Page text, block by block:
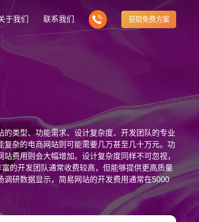
企业营销型网站建设
网站建设定制改版
定制化网站建设改版方案
手机微信网站建设
行业门户网站
行业门户网站平台开发
网
站建设
企业营销网站
营销型网站建力企业公信力
设解决方
政府网站建设解决方案
解决方案 外贸网站建设解决方案
方案 企业网站建设解决方案
多样化产品总有一个满足你的需求
建站知识
Website building knowledge
网站观点
Website viewpoint
于我们
公司团队
我们的团队协作精神
联系我们 获取免费方案
类型、功能需求、设计复杂度、开发团队的专业
杂的电商网站则可能需要几万甚至几十万元。功
费用则会大幅增加。设计复杂度同样不可忽视，
的开发团队通常收费较高，但能够提供更高质量
研数据显示，简易网站的开发费用通常在5000
据地域和开发团队的不同有所变化。综合来
行情，选择最适合自己的方案。